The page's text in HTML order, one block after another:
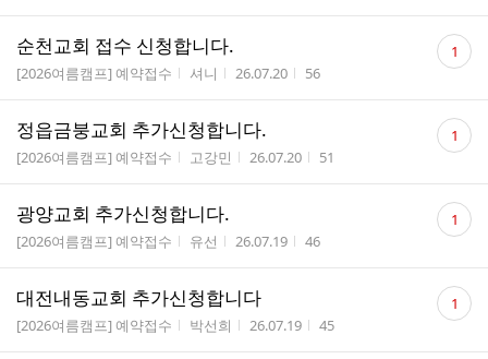
순천교회 접수 신청합니다.
게시판명
[2026여름캠프] 예약접수 작성자
셔니 작성시간
26.07.20 조회수
56
댓
글 1
정읍금붕교회 추가신청합니다.
게시판명
[2026여름캠프] 예약접수 작성자
고강민 작성시간
26.07.20 조회수
51
댓
글 1
광양교회 추가신청합니다.
게시판명
[2026여름캠프] 예약접수 작성자
유선 작성시간
26.07.19 조회수
46
댓
글 1
대전내동교회 추가신청합니다
게시판명
[2026여름캠프] 예약접수 작성자
박선희 작성시간
26.07.19 조회수
45
댓
글 1